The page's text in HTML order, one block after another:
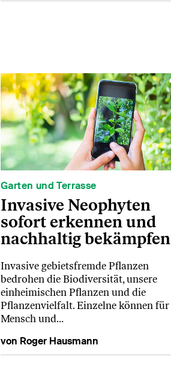
Garten und Terrasse
Invasive Neophyten
sofort erkennen und
nachhaltig bekämpfen
Invasive gebietsfremde Pflanzen
bedrohen die Biodiversität, unsere
einheimischen Pflanzen und die
Pflanzenvielfalt. Einzelne können für
Mensch und…
von Roger Hausmann